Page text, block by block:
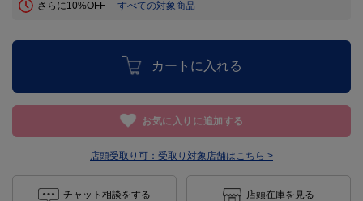
さらに10%OFF すべての対象商品
カートに入れる
お気に入りに追加する
店頭受取り可： 受取り対象店舗はこちら >
チャット相談をする 店頭在庫を見る